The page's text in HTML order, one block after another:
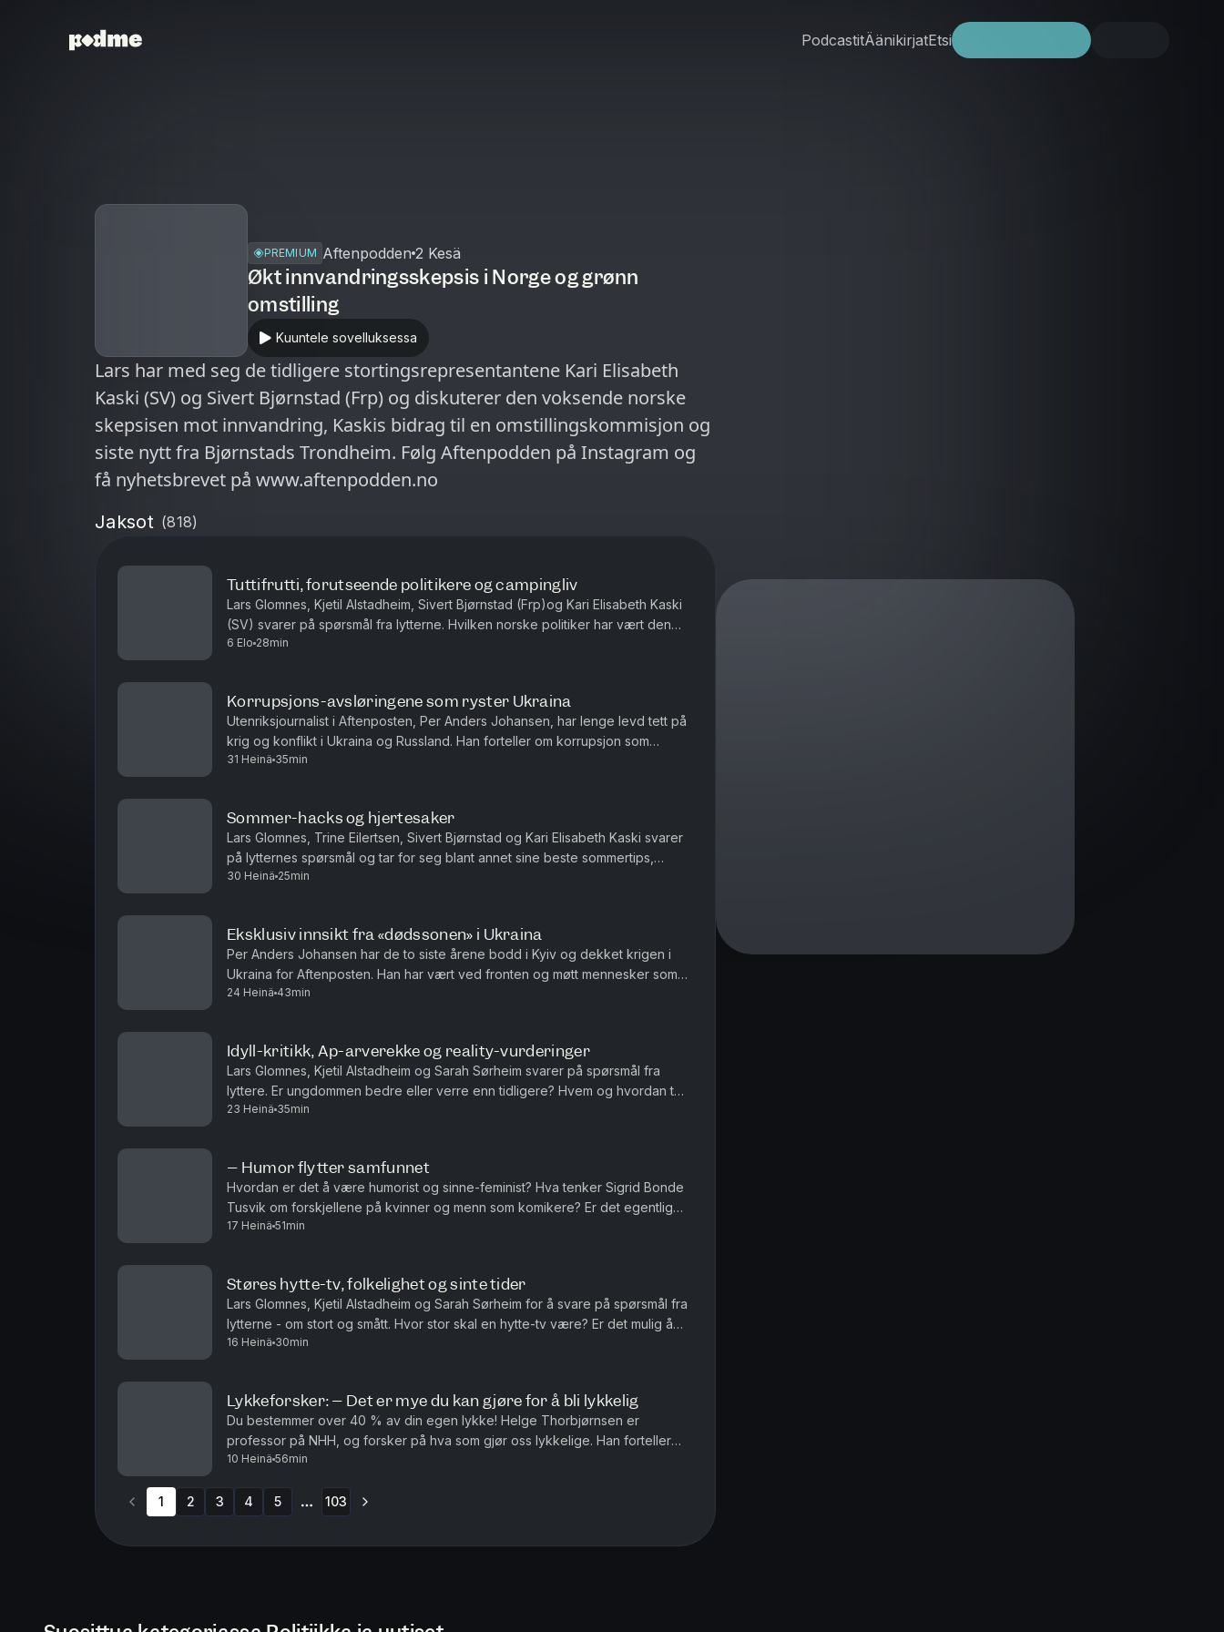
PodcastitÄänikirjatEtsi
PREMIUM Aftenpodden 2 Kesä
Økt innvandringsskepsis i Norge og grønn
omstilling
Kuuntele sovelluksessa
Lars har med seg de tidligere stortingsrepresentantene Kari Elisabeth
Kaski (SV) og Sivert Bjørnstad (Frp) og diskuterer den voksende norske
skepsisen mot innvandring, Kaskis bidrag til en omstillingskommisjon og
siste nytt fra Bjørnstads Trondheim. Følg Aftenpodden på Instagram og
få nyhetsbrevet på www.aftenpodden.no
Jaksot (818)
Tuttifrutti, forutseende politikere og campingliv
Lars Glomnes, Kjetil Alstadheim, Sivert Bjørnstad (Frp)og Kari Elisabeth Kaski
(SV) svarer på spørsmål fra lytterne. Hvilken norske politiker har vært den
6 Elo 28min
Korrupsjons-avsløringene som ryster Ukraina
Utenriksjournalist i Aftenposten, Per Anders Johansen, har lenge levd tett på
krig og konflikt i Ukraina og Russland. Han forteller om korrupsjon som
nærmer seg presidentens innerste sirkler, og hvorf...
31 Heinä 35min
Sommer-hacks og hjertesaker
Lars Glomnes, Trine Eilertsen, Sivert Bjørnstad og Kari Elisabeth Kaski svarer
på lytternes spørsmål og tar for seg blant annet sine beste sommertips,
hvilke saker de virkelig brenner for og hvem som ...
30 Heinä 25min
Eksklusiv innsikt fra «dødssonen» i Ukraina
Per Anders Johansen har de to siste årene bodd i Kyiv og dekket krigen i
Ukraina for Aftenposten. Han har vært ved fronten og møtt mennesker som
har gått fra å ha helt vanlige jobber og liv, til å nå ...
24 Heinä 43min
Idyll-kritikk, Ap-arverekke og reality-vurderinger
Lars Glomnes, Kjetil Alstadheim og Sarah Sørheim svarer på spørsmål fra
lyttere. Er ungdommen bedre eller verre enn tidligere? Hvem og hvordan tar
noen over etter Jonas Gahr Støre og Trygve Slagsvold ...
23 Heinä 35min
– Humor flytter samfunnet
Hvordan er det å være humorist og sinne-feminist? Hva tenker Sigrid Bonde
Tusvik om forskjellene på kvinner og menn som komikere? Er det egentlig
lov til å kødde med kongen? Og Sigrid forteller om hva...
17 Heinä 51min
Støres hytte-tv, folkelighet og sinte tider
Lars Glomnes, Kjetil Alstadheim og Sarah Sørheim for å svare på spørsmål fra
lytterne - om stort og smått. Hvor stor skal en hytte-tv være? Er det mulig å
være folkelig som toppolitiker - og kommer d...
16 Heinä 30min
Lykkeforsker: – Det er mye du kan gjøre for å bli lykkelig
Du bestemmer over 40 % av din egen lykke! Helge Thorbjørnsen er
professor på NHH, og forsker på hva som gjør oss lykkelige. Han forteller
hva som er de verste lykketyvene, og hvilke ting du bør fokuse...
10 Heinä 56min
1 2 3 4 5 103